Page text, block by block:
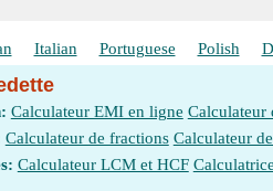
quadratique moyenne et la
quadratique moyenne et la
Italian Portuguese Polish
Calculateur EMI en ligne Calculateur
Calculateur de fractions Calculateur
Calculateur LCM et HCF